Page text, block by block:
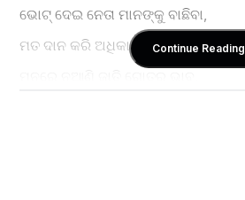
ଭୋଟ୍ ଦେଇ ନେତା ମାନଙ୍କୁ ବାଛିବା,
ମତ ଦାନ କରି ଅଧିକାର ସାବ୍ଯସ୍ତ କରିବା ।
Continue Reading